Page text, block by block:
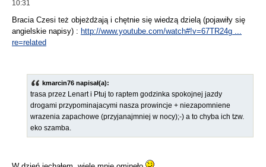
10:31
Bracia Czesi też objeżdżają i chętnie się wiedzą dzielą (pojawiły się
angielskie napisy) : http://www.youtube.com/watch#!v=67TR24g ...
re=related
kmarcin76 napisał(a):
trasa przez Lenart i Ptuj to raptem godzinka spokojnej jazdy
drogami przypominajacymi nasza prowincje + niezapomniene
wrazenia zapachowe (przyjanajmniej w nocy);-) a to chyba ich tzw.
eko szamba.